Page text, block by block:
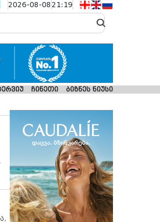
2026-08-08 21:19
ჩინეთი ბიზნეს ნიუსი